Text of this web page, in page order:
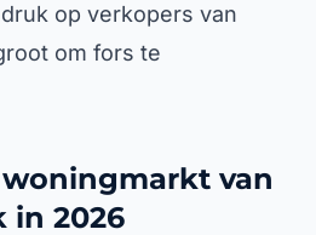
op verkopers van
om fors te
van
in 2026